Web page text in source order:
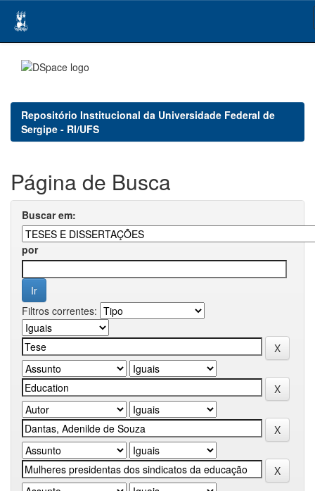
navigation
Repositório Institucional da Universidade Federal de
Sergipe - RI/UFS
Página de Busca
Buscar em:
por
Filtros correntes: